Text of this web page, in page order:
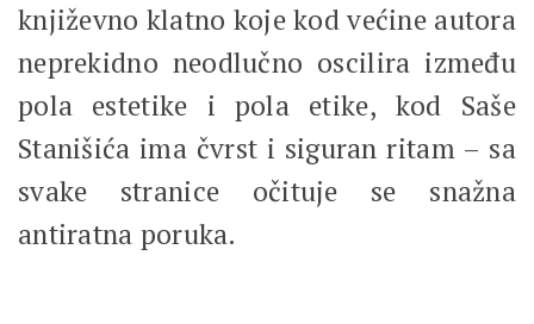
književno klatno koje kod većine autora
neprekidno neodlučno oscilira između
pola estetike i pola etike, kod Saše
Stanišića ima čvrst i siguran ritam – sa
svake stranice očituje se snažna
antiratna poruka.